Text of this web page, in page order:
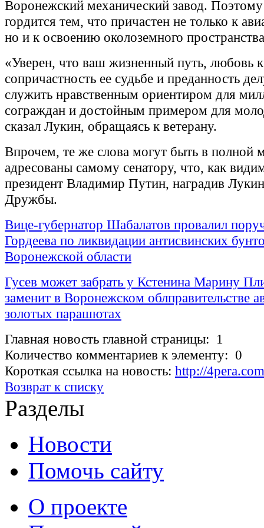
Воронежский механический завод.
гордится тем, что причастен не только к
но и к освоению околоземного
«Уверен, что ваш жизненный путь, любовь
сопричастность ее судьбе и преданность
служить нравственным ориентиром для
сограждан и достойным примером для
сказал Лукин, обращаясь к ветерану.
Впрочем, те же слова могут быть в полной
адресованы самому сенатору, что, как
президент Владимир Путин, наградив
Дружбы.
Вице-губернатор Шабалатов провалил
Гордеева по ликвидации антисвинских
Воронежской области
Гусев может забрать у Кстенина Марину
заменит в Воронежском облправительстве
золотых парашютах
Главная новость главной страницы: 1
Количество комментариев к элементу: 0
Короткая ссылка на новость: http://
Возврат к списку
Разделы
Новости
Помочь сайту
О проекте